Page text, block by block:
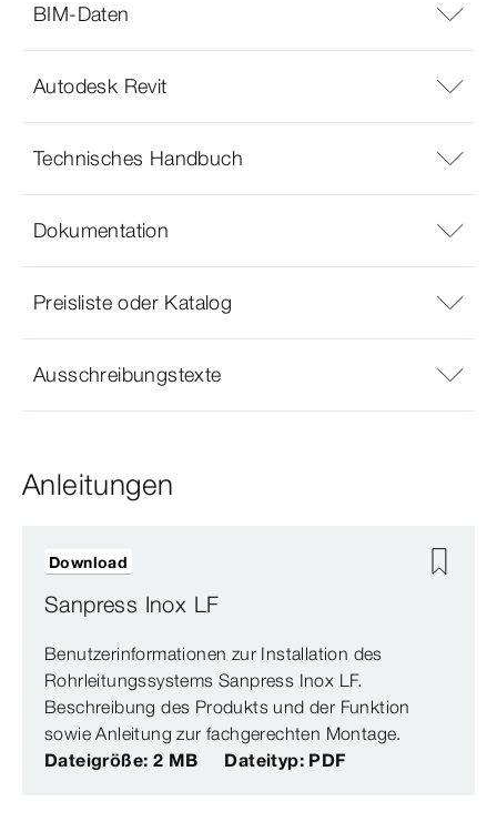
BIM-Daten
Autodesk Revit
Technisches Handbuch
Dokumentation
Preisliste oder Katalog
Ausschreibungstexte
Anleitungen
Sanpress Inox LF
Benutzerinformationen zur Installation des
Rohrleitungssystems Sanpress Inox LF.
Beschreibung des Produkts und der Funktion
sowie Anleitung zur fachgerechten Montage.
Dateigröße: 2 MB
Dateityp: PDF
Download